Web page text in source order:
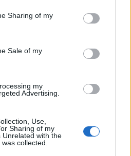
Sharing of my
Sale of my
my
Advertising.
Use,
Sharing of my
Unrelated with the
collected.
2 év napon belüli
BEJELENTKEZÉS